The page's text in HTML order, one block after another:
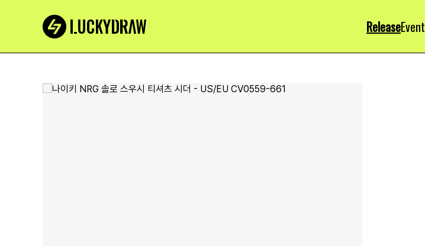
ReleaseEvent